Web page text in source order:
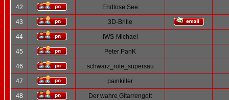
42 Endlose See
43 3D-Brille
44 IWS-Michael
45 Peter PanK
46 schwarz_rote_supersau
47 painkiller
48 Der wahre Gitarrengott